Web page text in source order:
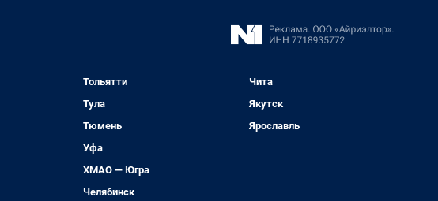
Тольятти
Тула
Тюмень
Уфа
ХМАО — Югра
Челябинск
Чита
Якутск
Ярославль